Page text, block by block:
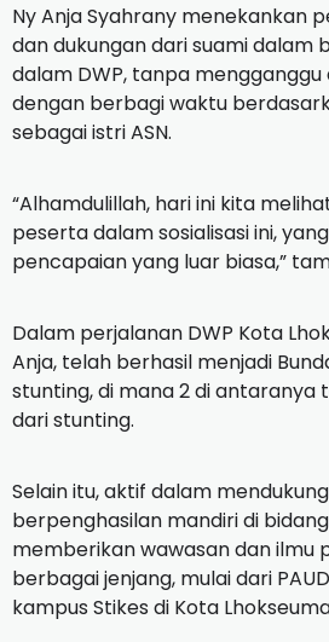
Ny Anja Syahrany menekankan
dan dukungan dari suami dalam
dalam DWP, tanpa
dengan berbagi waktu
sebagai istri ASN.
“Alhamdulillah, hari ini kita
peserta dalam sosialisasi ini,
pencapaian yang luar biasa,”
Dalam perjalanan DWP Kota
Anja, telah berhasil menjadi
stunting, di mana 2 di antaranya
dari stunting.
Selain itu, aktif dalam
berpenghasilan mandiri di
memberikan wawasan dan ilmu
berbagai jenjang, mulai dari
kampus Stikes di Kota